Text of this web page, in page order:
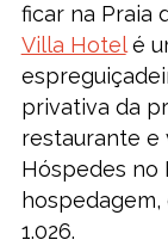
ficar na Praia
Villa Hotelé
privativa da
restaurante e
Hóspedes no
1.026.